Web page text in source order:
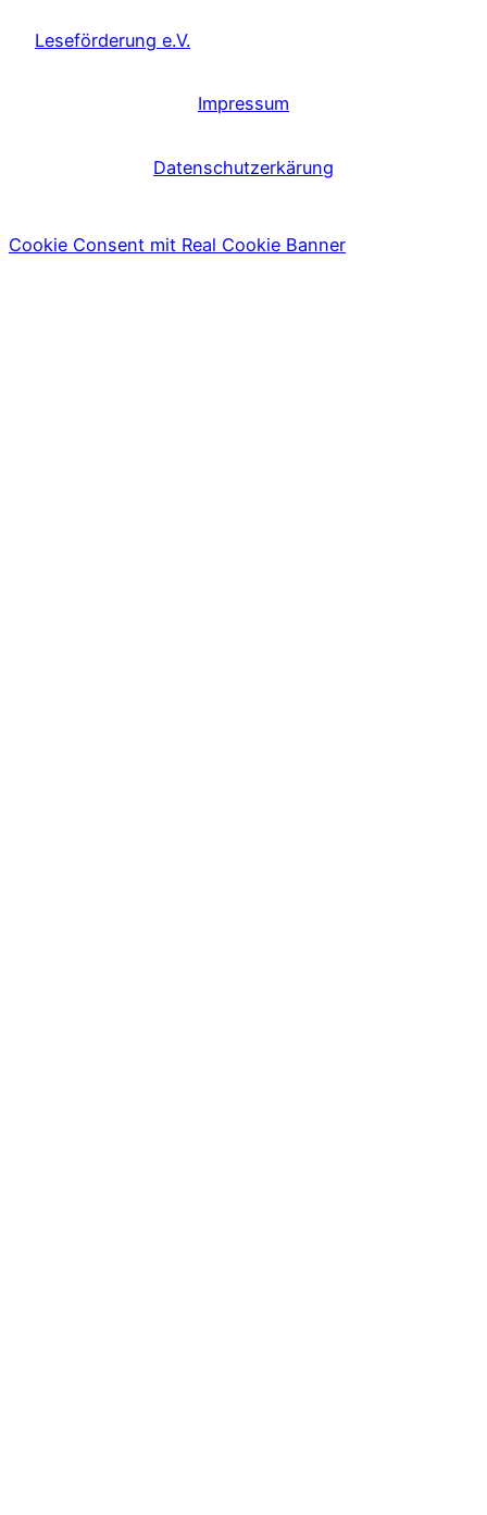
Leseförderung e.V.
Impressum
Datenschutzerkärung
Cookie Consent mit Real Cookie Banner